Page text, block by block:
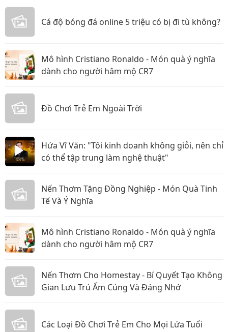
Cá độ bóng đá online 5 triệu có bị đi tù không?
Mô hình Cristiano Ronaldo - Món quà ý nghĩa
dành cho người hâm mộ CR7
Đồ Chơi Trẻ Em Ngoài Trời
Hứa Vĩ Văn: "Tôi kinh doanh không giỏi, nên chỉ
có thể tập trung làm nghệ thuật"
Nến Thơm Tặng Đồng Nghiệp - Món Quà Tinh
Tế Và Ý Nghĩa
Mô hình Cristiano Ronaldo - Món quà ý nghĩa
dành cho người hâm mộ CR7
Nến Thơm Cho Homestay - Bí Quyết Tạo Không
Gian Lưu Trú Ấm Cúng Và Đáng Nhớ
Các Loại Đồ Chơi Trẻ Em Cho Mọi Lứa Tuổi